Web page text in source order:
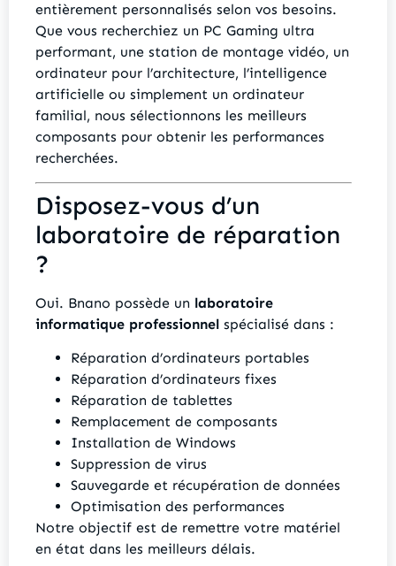
entièrement personnalisés selon vos besoins.
Que vous recherchiez un PC Gaming ultra
performant, une station de montage vidéo, un
ordinateur pour l’architecture, l’intelligence
artificielle ou simplement un ordinateur
familial, nous sélectionnons les meilleurs
composants pour obtenir les performances
recherchées.
Disposez-vous d’un
laboratoire de réparation
?
Oui. Bnano possède un laboratoire
informatique professionnel spécialisé dans :
Réparation d’ordinateurs portables
Réparation d’ordinateurs fixes
Réparation de tablettes
Remplacement de composants
Installation de Windows
Suppression de virus
Sauvegarde et récupération de données
Optimisation des performances
Notre objectif est de remettre votre matériel
en état dans les meilleurs délais.